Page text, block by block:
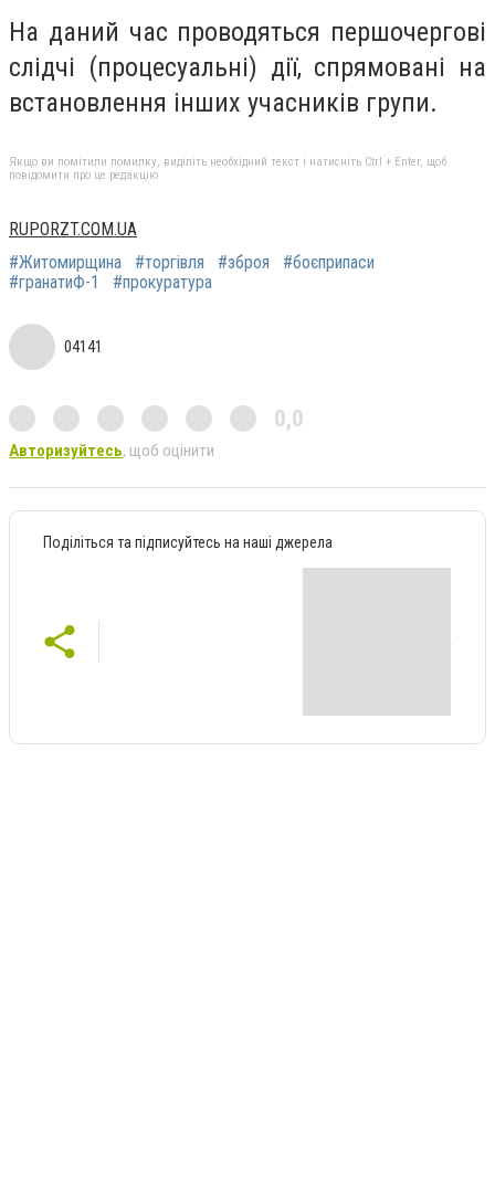
На даний час проводяться першочергові
слідчі (процесуальні) дії, спрямовані на
встановлення інших учасників групи.
Якщо ви помітили помилку, виділіть необхідний текст і натисніть Ctrl + Enter, щоб
повідомити про це редакцію
RUPORZT.COM.UA
#Житомирщина
#торгівля #зброя
#боєприпаси
#гранатиФ-1
#прокуратура
04141
0,0
Авторизуйтесь, щоб оцінити
Поділіться та підписуйтесь на наші джерела